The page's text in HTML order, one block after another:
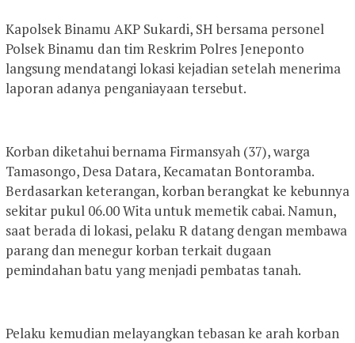
Kapolsek Binamu AKP Sukardi, SH bersama personel
Polsek Binamu dan tim Reskrim Polres Jeneponto
langsung mendatangi lokasi kejadian setelah menerima
laporan adanya penganiayaan tersebut.
Korban diketahui bernama Firmansyah (37), warga
Tamasongo, Desa Datara, Kecamatan Bontoramba.
Berdasarkan keterangan, korban berangkat ke kebunnya
sekitar pukul 06.00 Wita untuk memetik cabai. Namun,
saat berada di lokasi, pelaku R datang dengan membawa
parang dan menegur korban terkait dugaan
pemindahan batu yang menjadi pembatas tanah.
Pelaku kemudian melayangkan tebasan ke arah korban